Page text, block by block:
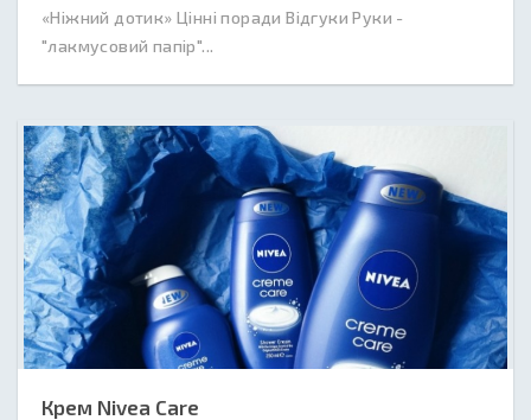
«Ніжний дотик» Цінні поради Відгуки Руки -
"лакмусовий папір"...
Крем Nivea Care